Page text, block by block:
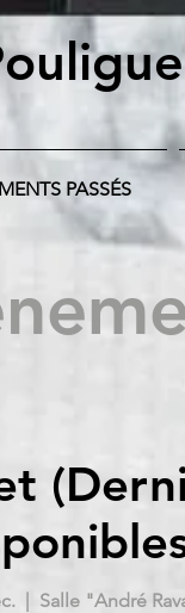
PASSÉS
Salle "André